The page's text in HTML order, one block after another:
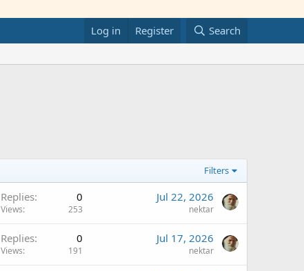
Log in Register Search
Filters
Replies 0
Views 253
Jul 22, 2026
nektar
Replies 0
Views 191
Jul 17, 2026
nektar